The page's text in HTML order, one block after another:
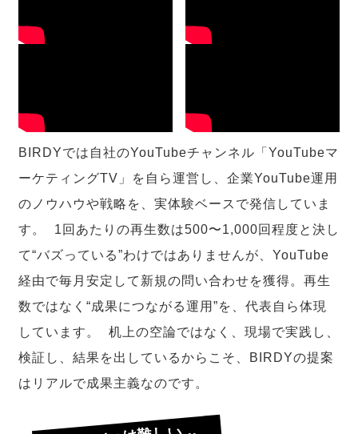
BIRDYでは自社のYouTubeチャンネル「YouTubeマ
ーケティングTV」を自ら運営し、企業YouTube運用
のノウハウや戦略を、実体験ベースで発信していま
す。 1回あたりの再生数は500〜1,000回程度と決し
て“バズっている”わけではありませんが、YouTube
経由で毎月安定して新規の問い合わせを獲得。再生
数ではなく“成果につながる運用”を、代表自ら体現
しています。 机上の空論ではなく、現場で実践し、
検証し、結果を出しているからこそ、BIRDYの提案
はリアルで成果主義なのです。